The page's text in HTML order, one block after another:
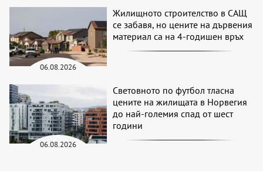
06.08.2026
Жилищното строителство в САЩ
се забавя, но цените на дървения
материал са на 4-годишен връх
06.08.2026
Световното по футбол тласна
цените на жилищата в Норвегия
до най-големия спад от шест
години